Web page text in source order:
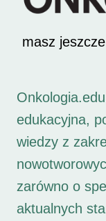
masz
edukacyjna,
wiedzy z
zarówno o
aktualnych